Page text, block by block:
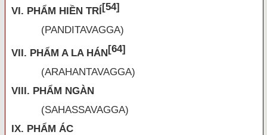
VI. PHẨM HIỀN TRÍ [54]
(PANDITAVAGGA)
VII. PHẨM A LA HÁN[64]
(ARAHANTAVAGGA)
VIII. PHẨM NGÀN
(SAHASSAVAGGA)
IX. PHẨM ÁC